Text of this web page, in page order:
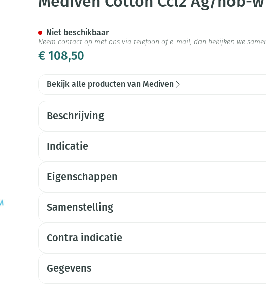
€ 108,50
Niet beschikbaar
Neem contact op met ons via telefoon of e-mail, dan bekijken we
Bekijk alle producten van Mediven
Beschrijving
Indicatie
Eigenschappen
Samenstelling
Contra indicatie
Gegevens